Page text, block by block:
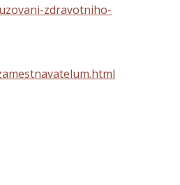
zdravotniho-